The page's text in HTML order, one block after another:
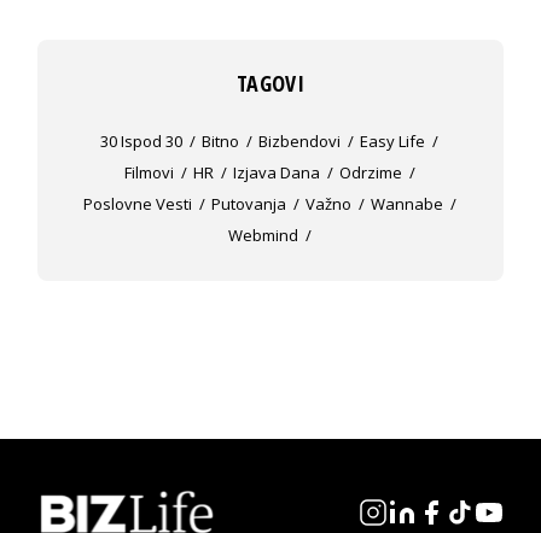
TAGOVI
30 Ispod 30 Bitno Bizbendovi
Easy Life
Filmovi
HR Izjava Dana
Odrzime
Poslovne Vesti
Putovanja Važno
Wannabe
Webmind